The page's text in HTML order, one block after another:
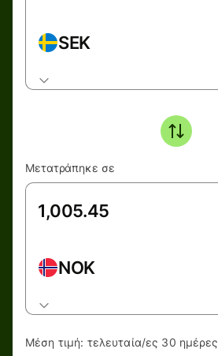
SEK
Μετατράπηκε σε
NOK
Μέση τιμή: τελευταία/ες 30 ημέρες